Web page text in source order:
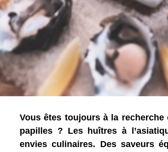
Vous êtes toujours à la
papilles ? Les huîtres à
envies culinaires. Des saveurs